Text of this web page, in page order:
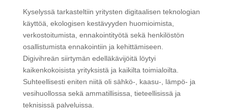
Kyselyssä tarkasteltiin yritysten digitaalisen teknologian
käyttöä, ekologisen kestävyyden huomioimista,
verkostoitumista, ennakointityötä sekä henkilöstön
osallistumista ennakointiin ja kehittämiseen.
Digivihreän siirtymän edelläkävijöitä löytyi
kaikenkokoisista yrityksistä ja kaikilta toimialoilta.
Suhteellisesti eniten niitä oli sähkö-, kaasu-, lämpö- ja
vesihuollossa sekä ammatillisissa, tieteellisissä ja
teknisissä palveluissa.